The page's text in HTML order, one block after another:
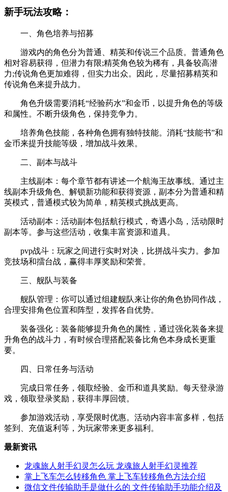
新手玩法攻略：
一、角色培养与招募
游戏内的角色分为普通、精英和传说三个品质。普通角色
相对容易获得，但潜力有限;精英角色较为稀有，具备较高潜
力;传说角色更加难得，但实力出众。因此，尽量招募精英和
传说角色来提升战力。
角色升级需要消耗“经验药水”和金币，以提升角色的等级
和属性。不断升级角色，保持竞争力。
培养角色技能，各种角色拥有独特技能。消耗“技能书”和
金币来提升技能等级，增加战斗效果。
二、副本与战斗
主线副本：每个章节都有讲述一个航海王故事线。通过主
线副本升级角色、解锁新功能和获得资源，副本分为普通和精
英模式，普通模式较为简单，精英模式挑战更高。
活动副本：活动副本包括航行模式，奇遇小岛，活动限时
副本等。参与这些活动，收集丰富资源和道具。
pvp战斗：玩家之间进行实时对决，比拼战斗实力。参加
竞技场和擂台战，赢得丰厚奖励和荣誉。
三、舰队与装备
舰队管理：你可以通过组建舰队来让你的角色协同作战，
合理安排角色位置和阵型，发挥各自优势。
装备强化：装备能够提升角色的属性，通过强化装备来提
升角色的战斗力，有时候合理搭配装备比角色本身成长更重
要。
四、日常任务与活动
完成日常任务，领取经验、金币和道具奖励。每天登录游
戏，领取登录奖励，获得丰厚回馈。
参加游戏活动，享受限时优惠。活动内容丰富多样，包括
签到、充值返利等，为玩家带来更多福利。
最新资讯
龙魂旅人射手幻灵怎么玩 龙魂旅人射手幻灵推荐
掌上飞车怎么转移角色 掌上飞车转移角色方法介绍
微信文件传输助手是做什么的 文件传输助手功能介绍及